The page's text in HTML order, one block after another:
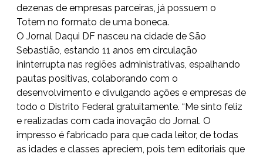
dezenas de empresas parceiras, já possuem o
Totem no formato de uma boneca.
O Jornal Daqui DF nasceu na cidade de São
Sebastião, estando 11 anos em circulação
ininterrupta nas regiões administrativas, espalhando
pautas positivas, colaborando com o
desenvolvimento e divulgando ações e empresas de
todo o Distrito Federal gratuitamente. “Me sinto feliz
e realizadas com cada inovação do Jornal. O
impresso é fabricado para que cada leitor, de todas
as idades e classes apreciem, pois tem editoriais que